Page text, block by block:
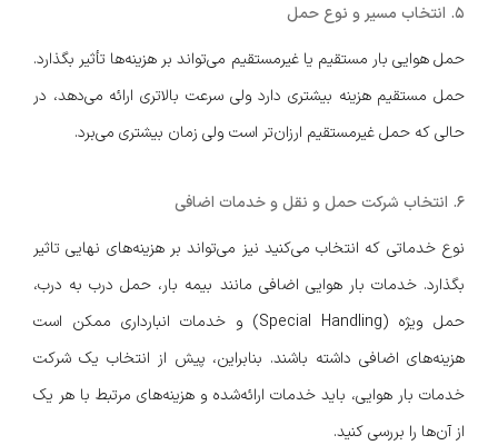
۵. انتخاب مسیر و نوع حمل
حمل هوایی بار مستقیم یا غیرمستقیم می‌تواند بر هزینه‌ها تأثیر بگذارد.
حمل مستقیم هزینه بیشتری دارد ولی سرعت بالاتری ارائه می‌دهد، در
حالی که حمل غیرمستقیم ارزان‌تر است ولی زمان بیشتری می‌برد.
۶. انتخاب شرکت حمل و نقل و خدمات اضافی
نوع خدماتی که انتخاب می‌کنید نیز می‌تواند بر هزینه‌های نهایی تاثیر
بگذارد. خدمات بار هوایی اضافی مانند بیمه بار، حمل درب به درب،
حمل ویژه (Special Handling) و خدمات انبارداری ممکن است
هزینه‌های اضافی داشته باشند. بنابراین، پیش از انتخاب یک شرکت
خدمات بار هوایی، باید خدمات ارائه‌شده و هزینه‌های مرتبط با هر یک
از آن‌ها را بررسی کنید.